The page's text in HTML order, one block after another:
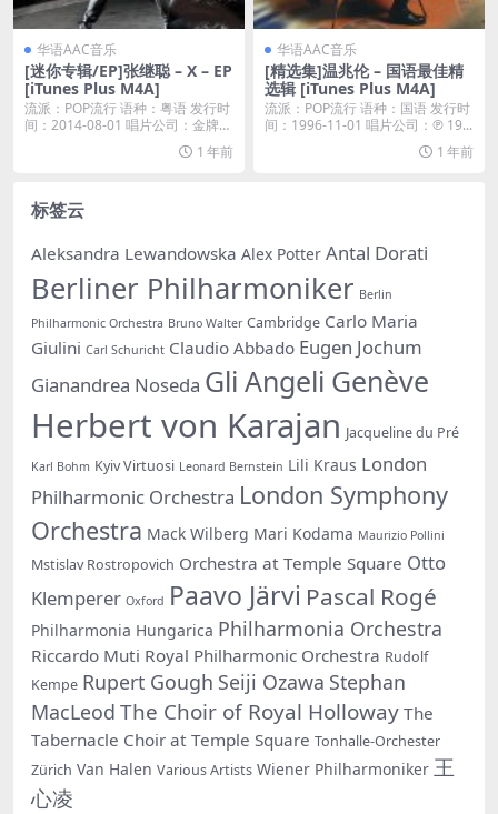
华语AAC音乐
[迷你专辑/EP]张继聪 – X – EP
[iTunes Plus M4A]
流派：POP流行 语种：粤语 发行时
间：2014-08-01 唱片公司：金牌大
1 年前
华语AAC音乐
[精选集]温兆伦 – 国语最佳精
选辑 [iTunes Plus M4A]
流派：POP流行 语种：国语 发行时
间：1996-11-01 唱片公司：℗ 19...
1 年前
标签云
Aleksandra Lewandowska Alex Potter Antal Dorati
Berliner Philharmoniker Berlin
Philharmonic Orchestra Bruno Walter Cambridge Carlo Maria
Giulini Carl Schuricht Claudio Abbado Eugen Jochum
Gianandrea Noseda Gli Angeli Genève
Herbert von Karajan Jacqueline du Pré
Karl Bohm Kyiv Virtuosi Leonard Bernstein Lili Kraus London
Philharmonic Orchestra London Symphony
Orchestra Mack Wilberg Mari Kodama Maurizio Pollini
Mstislav Rostropovich Orchestra at Temple Square Otto
Klemperer Oxford Paavo Järvi Pascal Rogé
Philharmonia Hungarica Philharmonia Orchestra
Riccardo Muti Royal Philharmonic Orchestra Rudolf
Kempe Rupert Gough Seiji Ozawa Stephan
MacLeod The Choir of Royal Holloway The
Tabernacle Choir at Temple Square Tonhalle-Orchester
Zürich Van Halen Various Artists Wiener Philharmoniker 王
心凌